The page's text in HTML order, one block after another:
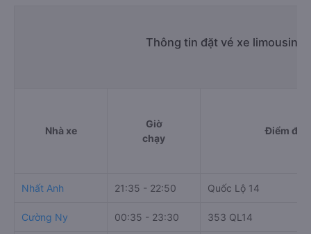
Thông tin đặt vé xe limousine
Nhà xe
Giờ
chạy
Điểm đi
Nhất Anh 21:35 - 22:50 Quốc Lộ 14
Cường Ny 00:35 - 23:30 353 QL14